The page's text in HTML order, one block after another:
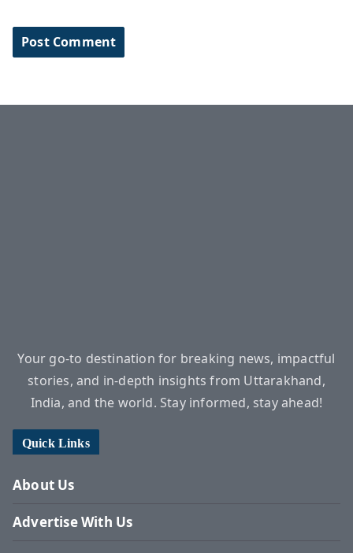
Your go-to destination for breaking news, impactful
stories, and in-depth insights from Uttarakhand,
India, and the world. Stay informed, stay ahead!
Quick Links
About Us
Advertise With Us